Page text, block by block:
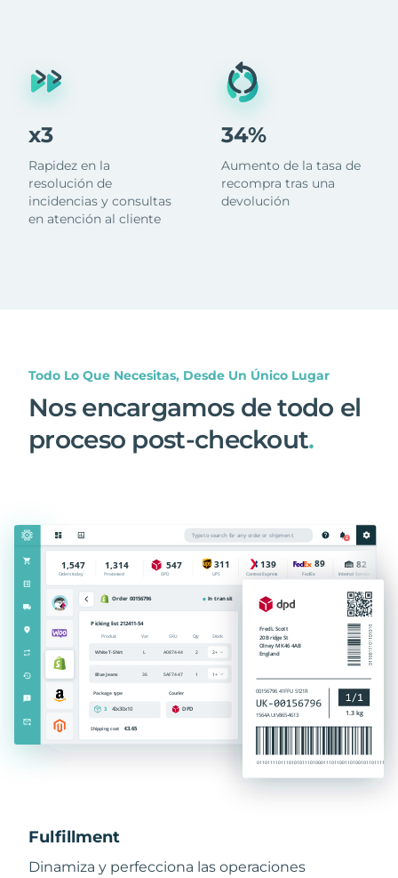
x3
Rapidez en la
resolución de
incidencias y consultas
en atención al cliente
34%
Aumento de la tasa de
recompra tras una
devolución
Todo Lo Que Necesitas, Desde Un Único Lugar
Nos encargamos de todo el
proceso post-checkout.
Fulfillment
Dinamiza y perfecciona las operaciones